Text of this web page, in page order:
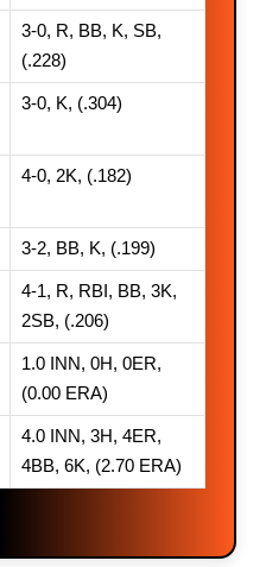
3-0, R, BB, K, SB,
(.228)
3-0, K, (.304)
4-0, 2K, (.182)
3-2, BB, K, (.199)
4-1, R, RBI, BB, 3K,
2SB, (.206)
1.0 INN, 0H, 0ER,
(0.00 ERA)
4.0 INN, 3H, 4ER,
4BB, 6K, (2.70 ERA)